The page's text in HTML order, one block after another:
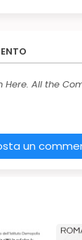
Here. All the
un